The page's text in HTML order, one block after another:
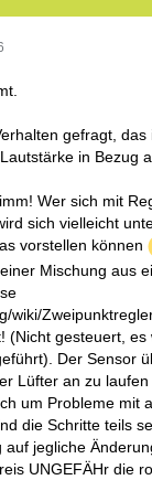
gefragt,
in Bezug
Wer sich mit
sich vielleicht
vorstellen können
Mischung aus
wiki/
(Nicht gesteuert,
Der Sensor
Lüfter an zu
um Probleme mit
die Schritte teils
auf jegliche
UNGEFÄHr die